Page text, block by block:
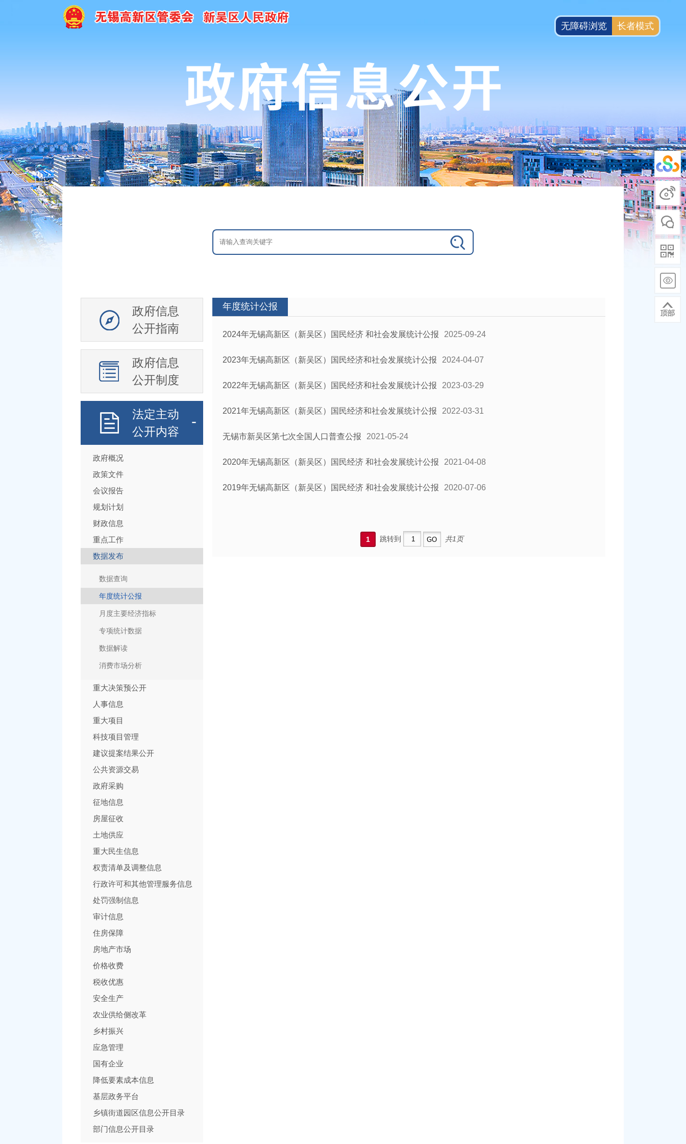
无障碍浏览 长者模式
政府信息
公开指南
政府信息
公开制度
法定主动
公开内容
政府概况
政策文件
会议报告
规划计划
财政信息
重点工作
数据发布
数据查询
年度统计公报
月度主要经济指标
专项统计数据
数据解读
消费市场分析
重大决策预公开
人事信息
重大项目
科技项目管理
建议提案结果公开
公共资源交易
政府采购
征地信息
房屋征收
土地供应
重大民生信息
权责清单及调整信息
行政许可和其他管理服务信息
处罚强制信息
审计信息
住房保障
房地产市场
价格收费
税收优惠
安全生产
农业供给侧改革
乡村振兴
应急管理
国有企业
降低要素成本信息
基层政务平台
乡镇街道园区信息公开目录
部门信息公开目录
年度统计公报
2024年无锡高新区（新吴区）国民经济 和社会发展统计公报 2025-09-24
2023年无锡高新区（新吴区）国民经济和社会发展统计公报 2024-04-07
2022年无锡高新区（新吴区）国民经济和社会发展统计公报 2023-03-29
2021年无锡高新区（新吴区）国民经济和社会发展统计公报 2022-03-31
无锡市新吴区第七次全国人口普查公报 2021-05-24
2020年无锡高新区（新吴区）国民经济 和社会发展统计公报 2021-04-08
2019年无锡高新区（新吴区）国民经济 和社会发展统计公报 2020-07-06
1 跳转到 共1页